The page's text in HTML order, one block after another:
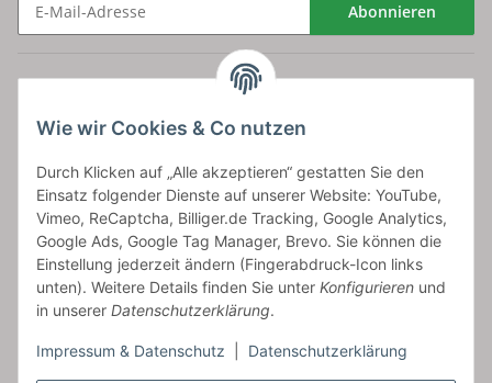
Wie wir Cookies & Co nutzen
Durch Klicken auf „Alle akzeptieren“ gestatten Sie den
Einsatz folgender Dienste auf unserer Website: YouTube,
Vimeo, ReCaptcha, Billiger.de Tracking, Google Analytics,
Google Ads, Google Tag Manager, Brevo. Sie können die
Einstellung jederzeit ändern (Fingerabdruck-Icon links
unten). Weitere Details finden Sie unter Konfigurieren und
in unserer Datenschutzerklärung.
Impressum & Datenschutz Datenschutzerklärung
Abonnieren
Artikelinformationen
Frieslandstr. 44 | 26446 Reepsholt